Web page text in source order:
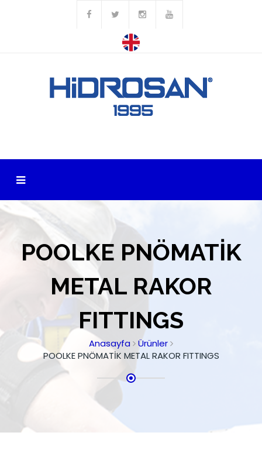
POOLKE PNÖMATİK
METAL RAKOR
FITTINGS
Anasayfa
Ürünler
POOLKE PNÖMATİK METAL RAKOR FITTINGS